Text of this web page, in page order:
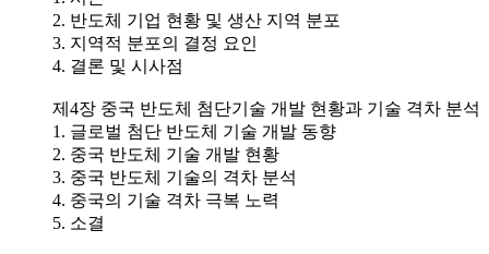
2. 반도체 기업 현황 및 생산 지역 분포
3. 지역적 분포의 결정 요인
4. 결론 및 시사점
제4장 중국 반도체 첨단기술 개발 현황과 기술 격차 분석
1. 글로벌 첨단 반도체 기술 개발 동향
2. 중국 반도체 기술 개발 현황
3. 중국 반도체 기술의 격차 분석
4. 중국의 기술 격차 극복 노력
5. 소결